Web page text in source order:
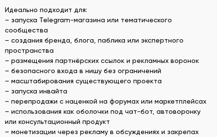
Идеально подходит для:
– запуска Telegram-магазина или тематического
сообщества
– создания бренда, блога, паблика или экспертного
пространства
– размещения партнёрских ссылок и рекламных воронок
– безопасного входа в нишу без ограничений
– масштабирования существующего проекта
– запуска инвайта
– перепродажи с наценкой на форумах или маркетплейсах
– использования как оболочки под чат-бот, автоворонку
или консультационный продукт
– монетизации через рекламу в обсуждениях и закрепах